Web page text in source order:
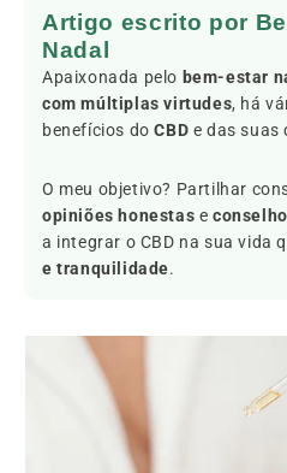
Artigo escrito por
Nadal
Apaixonada pelo bem-estar
com múltiplas virtudes, há
benefícios doCBD e das suas
O meu objetivo? Partilhar
opiniões honestas e
a integrar o CBD na sua vida
e tranquilidade.